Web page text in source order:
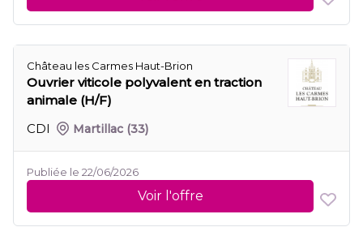
Château les Carmes Haut-Brion
Ouvrier viticole polyvalent en traction
animale (H/F)
CDI
Martillac (33)
Publiée le 22/06/2026
Voir l'offre